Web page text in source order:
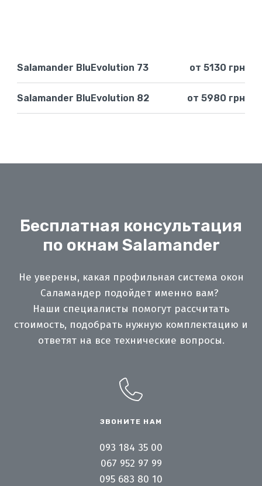
Salamander BluEvolution 73 от 5130 грн
Salamander BluEvolution 82 от 5980 грн
Бесплатная консультация
по окнам Salamander
Не уверены, какая профильная система окон
Саламандер подойдет именно вам?
Наши специалисты помогут рассчитать
стоимость, подобрать нужную комплектацию и
ответят на все технические вопросы.
ЗВОНИТЕ НАМ
093 184 35 00
067 952 97 99
095 683 80 10